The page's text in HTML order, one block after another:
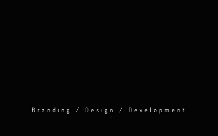
Branding / Design / Development